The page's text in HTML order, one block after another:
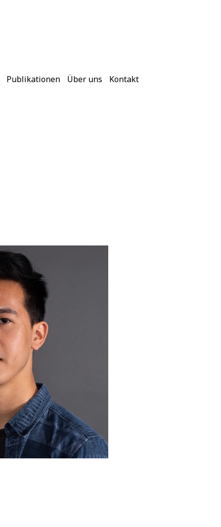
Publikationen Über uns Kontakt